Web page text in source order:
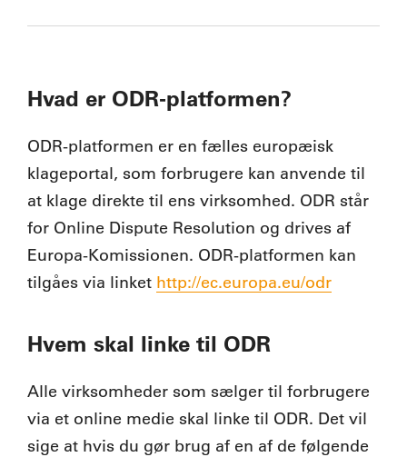
Hvad er ODR-platformen?
ODR-platformen er en fælles europæisk
klageportal, som forbrugere kan anvende til
at klage direkte til ens virksomhed. ODR står
for Online Dispute Resolution og drives af
Europa-Komissionen. ODR-platformen kan
tilgåes via linket http://ec.europa.eu/odr
Hvem skal linke til ODR
Alle virksomheder som sælger til forbrugere
via et online medie skal linke til ODR. Det vil
sige at hvis du gør brug af en af de følgende